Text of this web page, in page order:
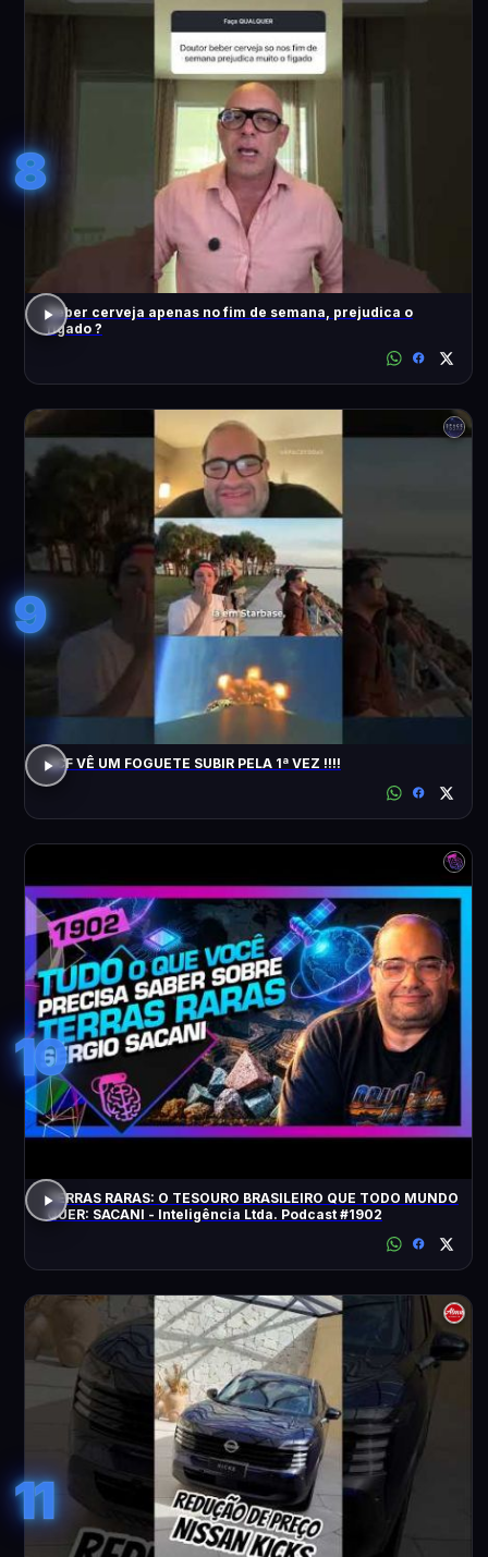
8
Beber cerveja apenas no fim de semana, prejudica o
fígado ?
9
ACF VÊ UM FOGUETE SUBIR PELA 1ª VEZ !!!!
10
TERRAS RARAS: O TESOURO BRASILEIRO QUE TODO MUNDO
QUER: SACANI - Inteligência Ltda. Podcast #1902
11